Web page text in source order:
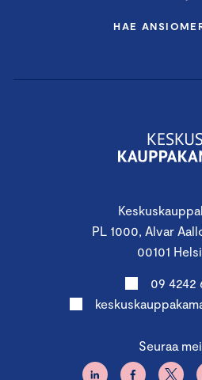
PL 1000, Alvar
00101
09 4242
Seuraa
HAE